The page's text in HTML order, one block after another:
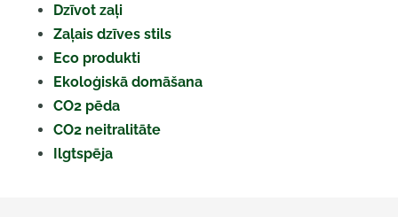
Dzīvot zaļi
Zaļais dzīves stils
Eco produkti
Ekoloģiskā domāšana
CO2 pēda
CO2 neitralitāte
Ilgtspēja